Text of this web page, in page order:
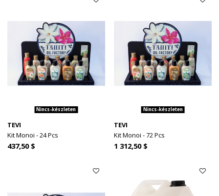
Nincs-készleten
TEVI
Kit Monoi - 24 Pcs
437,50 $
Nincs-készleten
TEVI
Kit Monoi - 72 Pcs
1 312,50 $